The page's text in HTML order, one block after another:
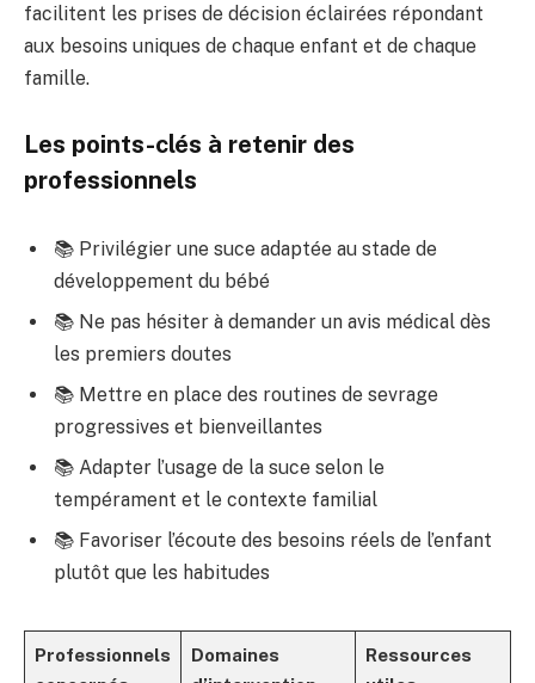
facilitent les prises de décision éclairées répondant
aux besoins uniques de chaque enfant et de chaque
famille.
Les points-clés à retenir des
professionnels
📚 Privilégier une suce adaptée au stade de
développement du bébé
📚 Ne pas hésiter à demander un avis médical dès
les premiers doutes
📚 Mettre en place des routines de sevrage
progressives et bienveillantes
📚 Adapter l’usage de la suce selon le
tempérament et le contexte familial
📚 Favoriser l’écoute des besoins réels de l’enfant
plutôt que les habitudes
Professionnels
Domaines
Ressources